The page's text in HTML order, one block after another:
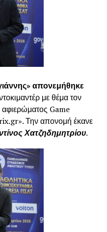
απονεμήθηκε
με θέμα τον
αφιερώματος Game
Την απονομή έκανε
Χατζηδημητρίου.